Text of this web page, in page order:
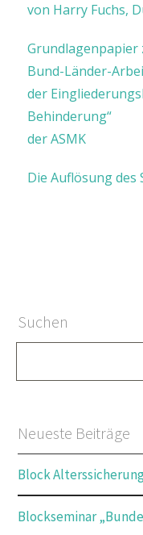
von Harry Fuchs,
Bund-Länder-
der
Behinderung“
der ASMK
Die Auflösung des
Suchen
Neueste Beiträge
Block
Blockseminar